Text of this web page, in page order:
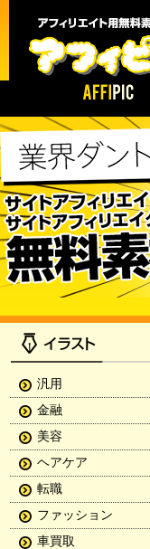
汎用
金融
美容
ヘアケア
転職
ファッション
車買取